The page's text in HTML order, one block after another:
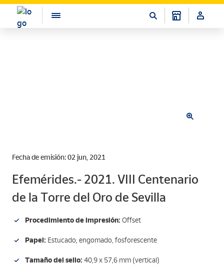
Fecha de emisión: 02 jun, 2021
Efemérides.- 2021. VIII Centenario
de la Torre del Oro de Sevilla
Procedimiento de impresión: Offset
Papel: Estucado, engomado, fosforescente
Tamaño del sello: 40,9 x 57,6 mm (vertical)